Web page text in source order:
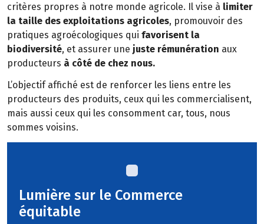
critères propres à notre monde agricole. Il vise à limiter
la taille des exploitations agricoles, promouvoir des
pratiques agroécologiques qui favorisent la
biodiversité, et assurer une juste rémunération aux
producteurs à côté de chez nous.
L’objectif affiché est de renforcer les liens entre les
producteurs des produits, ceux qui les commercialisent,
mais aussi ceux qui les consomment car, tous, nous
sommes voisins.
Lumière sur le Commerce
équitable